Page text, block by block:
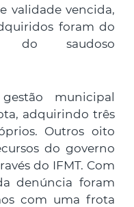
validade vencida,
foram do
saudoso
municipal
adquirindo três
Outros oito
do governo
do IFMT. Com
denúncia foram
com uma frota